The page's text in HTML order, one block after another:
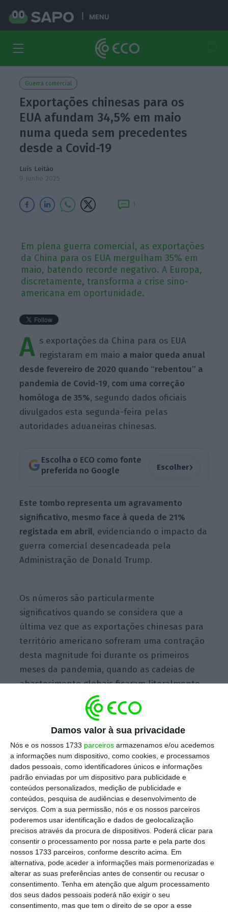
Damos valor à sua privacidade
Nós e os nossos 1733 parceiros armazenamos e/ou acedemos
a informações num dispositivo, como cookies, e processamos
dados pessoais, como identificadores únicos e informações
padrão enviadas por um dispositivo para publicidade e
conteúdos personalizados, medição de publicidade e
conteúdos, pesquisa de audiências e desenvolvimento de
serviços. Com a sua permissão, nós e os nossos parceiros
poderemos usar identificação e dados de geolocalização
precisos através da procura de dispositivos. Poderá clicar para
consentir o processamento por nossa parte e pela parte dos
nossos 1733 parceiros, conforme descrito acima. Em
alternativa, pode aceder a informações mais pormenorizadas e
alterar as suas preferências antes de consentir ou recusar o
consentimento. Tenha em atenção que algum processamento
dos seus dados pessoais poderá não exigir o seu
consentimento, mas que tem o direito de se opor a esse
MENU
Guerra comercial
Exportações chinesas para os
EUA afundam 34,5% em maio
numa queda sem precedentes
desde a Covid-19
Luís Leitão
9 Junho 2025
1
Em plena guerra comercial, as exportações
da China para os EUA mergulham 35% em
maio, batendo recorde negativo. A Europa,
discretamente, transforma a crise sino-
americana em oportunidade.
A s exportações da China para os EUA
registaram em maio a maior queda anual
desde fevereiro de 2020 quando “rebentou” a
pandemia de Covid-19, com uma correção
homóloga de 35%, segundo dados oficiais
divulgados esta segunda-feira pelas
autoridades aduaneiras chinesas.
Escolha o ECO como fonte
preferida no Google
Escolher›
Este tombo representa um agravamento
significativo, mesmo face à queda de 21%
registada em abril, evidenciando o impacto da
guerra comercial desencadeada pela
Administração de Donald Trump.
Os números são particularmente
significativos quando se considera que a
última vez que as exportações chinesas para
território americano sofreram uma contração
desta magnitude foi durante os primeiros
meses da pandemia, quando as cadeias de
abastecimento globais ficaram literalmente
A guerra comercial
entre os EUA e a China
está a beneficiar outros
parceiros comerciais da
China, particularmente
a União Europeia, que
fica espelhada por uma
subida de 2,9% das
trocas comerciais entre
a China e a União
Europeia neste período.